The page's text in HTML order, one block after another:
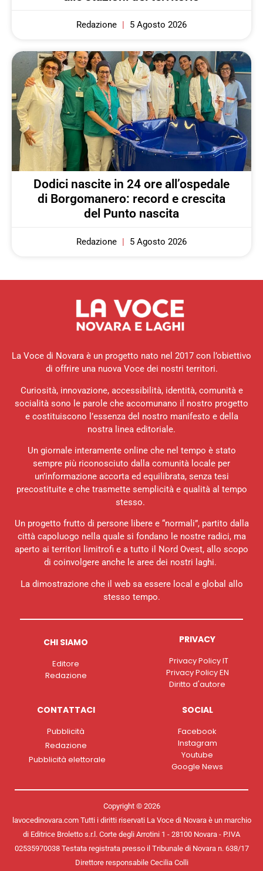
Redazione 5 Agosto 2026
Dodici nascite in 24 ore all’ospedale
di Borgomanero: record e crescita
del Punto nascita
Redazione 5 Agosto 2026
La Voce di Novara è un progetto nato nel 2017 con l’obiettivo
di offrire una nuova Voce dei nostri territori.
Curiosità, innovazione, accessibilità, identità, comunità e
socialità sono le parole che accomunano il nostro progetto
e costituiscono l’essenza del nostro manifesto e della
nostra linea editoriale.
Un giornale interamente online che nel tempo è stato
sempre più riconosciuto dalla comunità locale per
un’informazione accorta ed equilibrata, senza tesi
precostituite e che trasmette semplicità e qualità al tempo
stesso.
Un progetto frutto di persone libere e “normali”, partito dalla
città capoluogo nella quale si fondano le nostre radici, ma
aperto ai territori limitrofi e a tutto il Nord Ovest, allo scopo
di coinvolgere anche le aree dei nostri laghi.
La dimostrazione che il web sa essere local e global allo
stesso tempo.
CHI SIAMO
Editore
Redazione
PRIVACY
Privacy Policy IT
Privacy Policy EN
Diritto d'autore
CONTATTACI
Pubblicità
Redazione
Pubblicità elettorale
SOCIAL
Facebook
Instagram
Youtube
Google News
Copyright © 2026
lavocedinovara.com Tutti i diritti riservati La Voce di Novara è un marchio
di Editrice Broletto s.r.l. Corte degli Arrotini 1 - 28100 Novara - P.IVA
02535970038 Testata registrata presso il Tribunale di Novara n. 638/17
Direttore responsabile Cecilia Colli